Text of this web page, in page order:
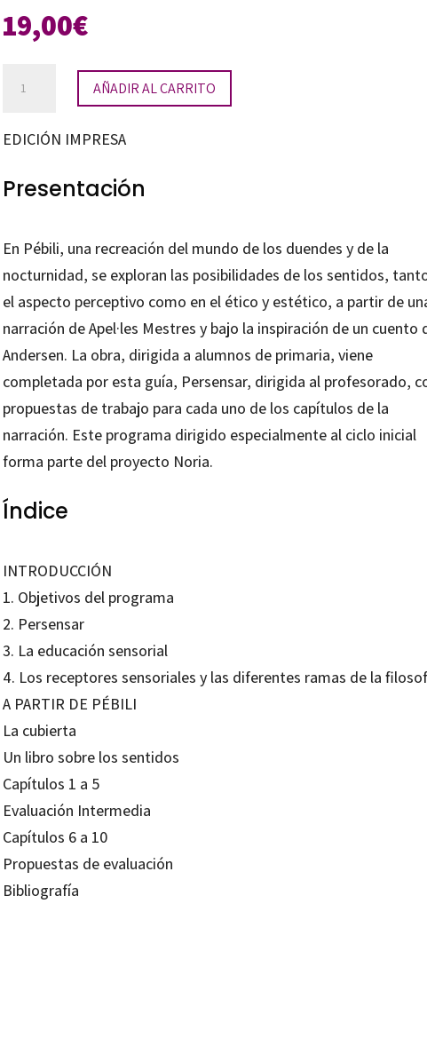
19,00€
AÑADIR AL CARRITO
EDICIÓN IMPRESA
Presentación
En Pébili, una recreación del mundo de los duendes y de la
nocturnidad, se exploran las posibilidades de los sentidos,
el aspecto perceptivo como en el ético y estético, a partir de
narración de Apel·les Mestres y bajo la inspiración de un cuento
Andersen. La obra, dirigida a alumnos de primaria, viene
completada por esta guía, Persensar, dirigida al profesorado,
propuestas de trabajo para cada uno de los capítulos de la
narración. Este programa dirigido especialmente al ciclo inicial
forma parte del proyecto Noria.
Índice
INTRODUCCIÓN
1. Objetivos del programa
2. Persensar
3. La educación sensorial
4. Los receptores sensoriales y las diferentes ramas de la
A PARTIR DE PÉBILI
La cubierta
Un libro sobre los sentidos
Capítulos 1 a 5
Evaluación Intermedia
Capítulos 6 a 10
Propuestas de evaluación
Bibliografía